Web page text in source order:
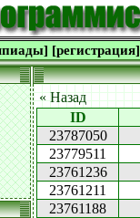
[регистрация]
« Назад
ID
23787050
23779511
23761236
23761211
23761188